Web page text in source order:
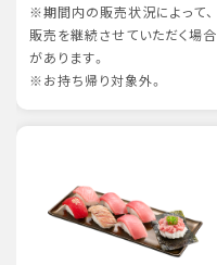
※期間内の販売状況によって、
販売を継続させていただく場合
があります。
※お持ち帰り対象外。